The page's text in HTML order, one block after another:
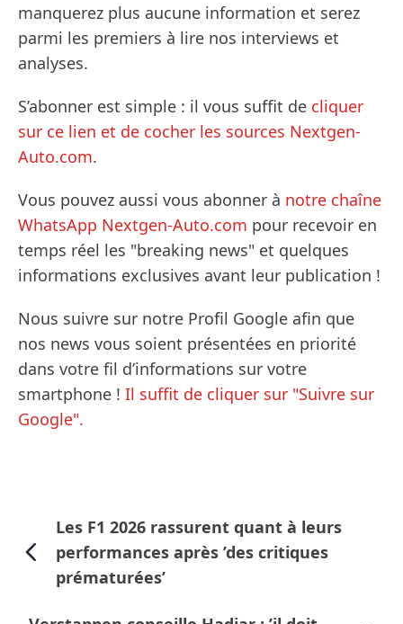
manquerez plus aucune information et serez
parmi les premiers à lire nos interviews et
analyses.
S’abonner est simple : il vous suffit de cliquer
sur ce lien et de cocher les sources Nextgen-
Auto.com.
Vous pouvez aussi vous abonner à notre chaîne
WhatsApp Nextgen-Auto.com pour recevoir en
temps réel les "breaking news" et quelques
informations exclusives avant leur publication !
Nous suivre sur notre Profil Google afin que
nos news vous soient présentées en priorité
dans votre fil d’informations sur votre
smartphone ! Il suffit de cliquer sur "Suivre sur
Google".
Les F1 2026 rassurent quant à leurs
performances après ’des critiques
prématurées’